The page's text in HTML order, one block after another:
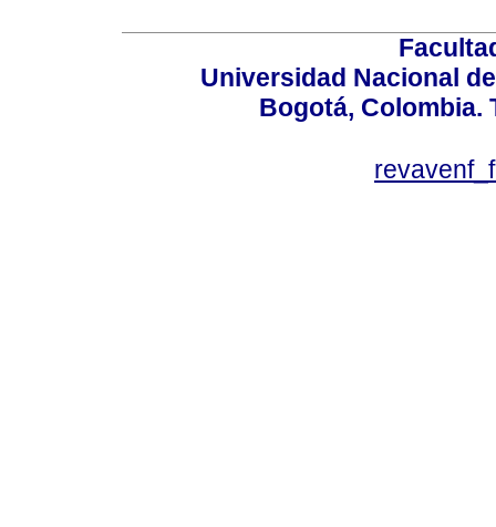
Universidad Nacional
Bogotá, Colombia.